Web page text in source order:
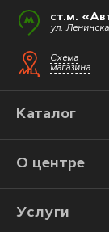
ст.м.
ул.
Схема
магазина
Каталог
О центре
Услуги